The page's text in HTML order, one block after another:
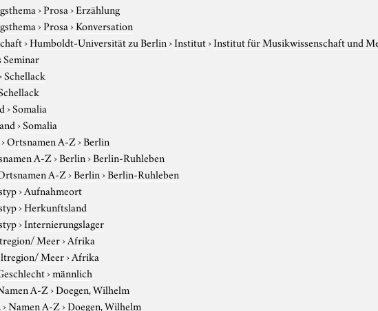
›Prosa›Erzählung
›Prosa›Konversation
›Humboldt-Universität zu Berlin›Institut›Institut für Musikwissenschaft und
Schellack
›Somalia
›Somalia
›Ortsnamen A-Z›Berlin
A-Z›Berlin›Berlin-Ruhleben
A-Z›Berlin›Berlin-Ruhleben
›Aufnahmeort
›Herkunftsland
›Internierungslager
Meer›Afrika
Meer›Afrika
›männlich
A-Z›Doegen, Wilhelm
›Namen A-Z›Doegen, Wilhelm